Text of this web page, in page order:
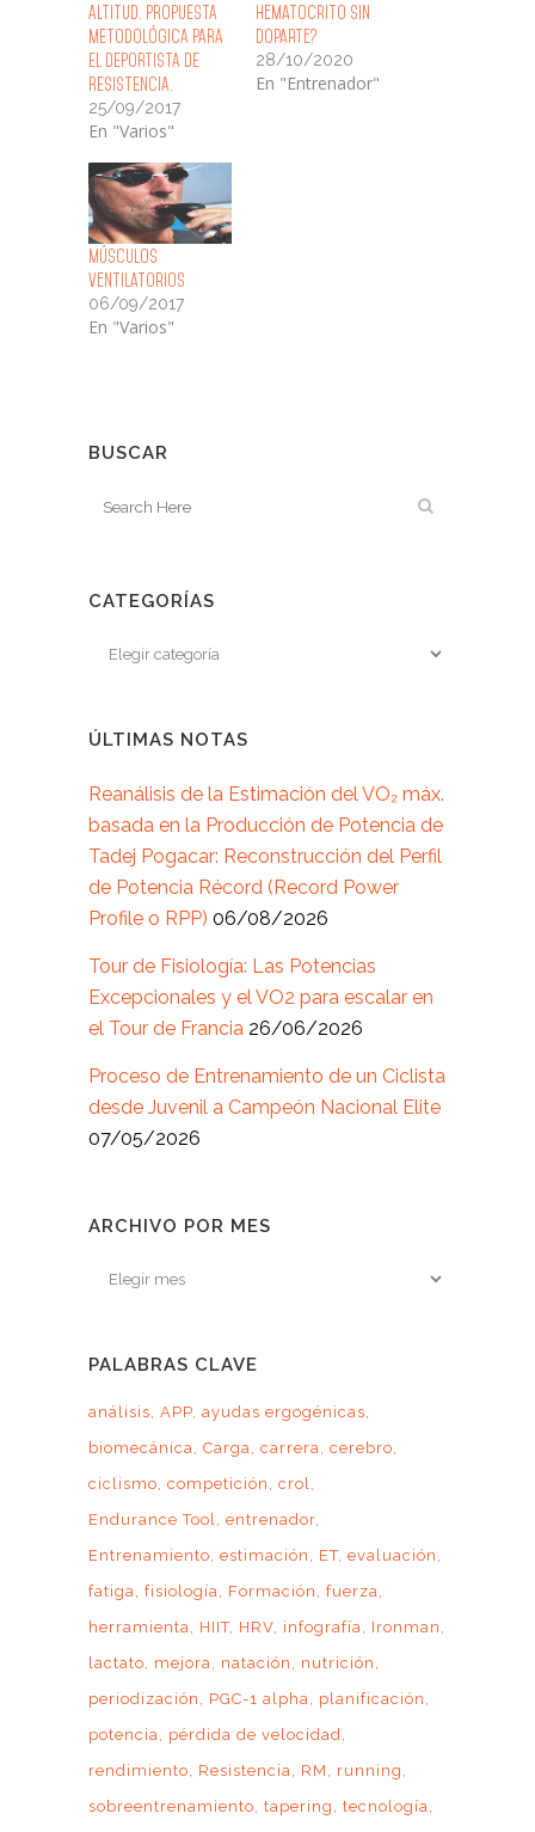
ALTITUD. PROPUESTA
METODOLÓGICA PARA
EL DEPORTISTA DE
RESISTENCIA.
25/09/2017
En "Varios"
Hematocrito sin
Doparte?
28/10/2020
En "Entrenador"
Músculos
Ventilatorios
06/09/2017
En "Varios"
BUSCAR
CATEGORÍAS
ÚLTIMAS NOTAS
Reanálisis de la Estimación del VO₂ máx.
basada en la Producción de Potencia de
Tadej Pogacar: Reconstrucción del Perfil
de Potencia Récord (Record Power
Profile o RPP) 06/08/2026
Tour de Fisiología: Las Potencias
Excepcionales y el VO2 para escalar en
el Tour de Francia 26/06/2026
Proceso de Entrenamiento de un Ciclista
desde Juvenil a Campeón Nacional Elite
07/05/2026
ARCHIVO POR MES
Archivo
PALABRAS CLAVE
análisis APP ayudas ergogénicas
biomecánica Carga carrera cerebro
ciclismo competición
crol
Endurance Tool entrenador
Entrenamiento estimación ET evaluación
fatiga fisiología Formación
fuerza
herramienta
HIIT HRV infografía
Ironman
lactato
mejora natación
nutrición
periodización
PGC-1 alpha
planificación
potencia
pérdida de velocidad
rendimiento
Resistencia RM
running
sobreentrenamiento tapering
tecnología